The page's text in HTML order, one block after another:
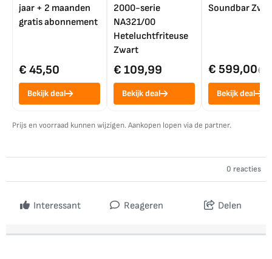
jaar + 2 maanden
gratis abonnement
€ 45,50
Bekijk deal
2000-serie
NA321/00
Heteluchtfriteuse
Zwart
€ 109,99
Bekijk deal
Soundbar
€ 599,00€
Bekijk deal
Prijs en voorraad kunnen wijzigen. Aankopen lopen via de partner.
0 reacties
Interessant Reageren Delen